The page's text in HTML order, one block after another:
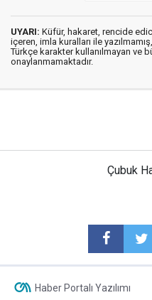
UYARI: Küfür, hakaret, rencide
içeren, imla kuralları ile yazılmamış,
Türkçe karakter kullanılmayan ve
onaylanmamaktadır.
Çubuk
Haber Portalı Yazılımı